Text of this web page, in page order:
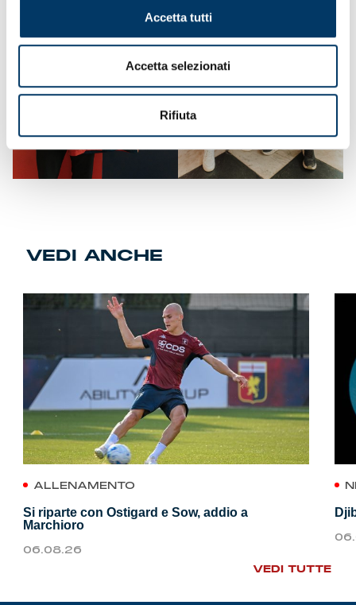
Accetta tutti
Accetta selezionati
Rifiuta
VEDI ANCHE
ALLENAMENTO
Si riparte con Ostigard e Sow, addio a
Marchioro
06.08.26
VEDI TUTTE